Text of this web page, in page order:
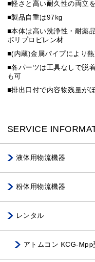
■軽さと高い耐久性の両立
■製品自重は97kg
■本体は高い洗浄性・耐薬
ポリプロピレン材
■(内蔵)金属パイプにより
■各パーツは工具なしで脱
も可
■排出口付で内容物残量が
SERVICE
液体用物流機器
粉体用物流機器
レンタル
アトムコン KCG-Mpp